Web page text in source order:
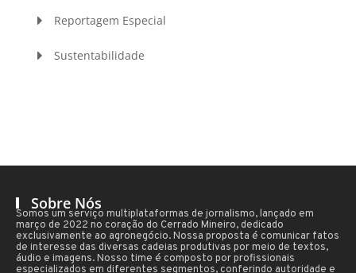
Reportagem Especial
Sustentabilidade
Sobre Nós
Somos um serviço multiplataformas de jornalismo, lançado em
março de 2022 no coração do Cerrado Mineiro, dedicado
exclusivamente ao agronegócio. Nossa proposta é comunicar fatos
de interesse das diversas cadeias produtivas por meio de textos,
áudio e imagens. Nosso time é composto por profissionais
especializados em diferentes segmentos, conferindo autoridade e